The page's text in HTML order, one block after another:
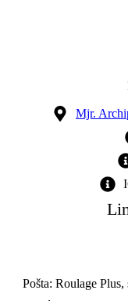
Mjr.
Pošta: Roulage